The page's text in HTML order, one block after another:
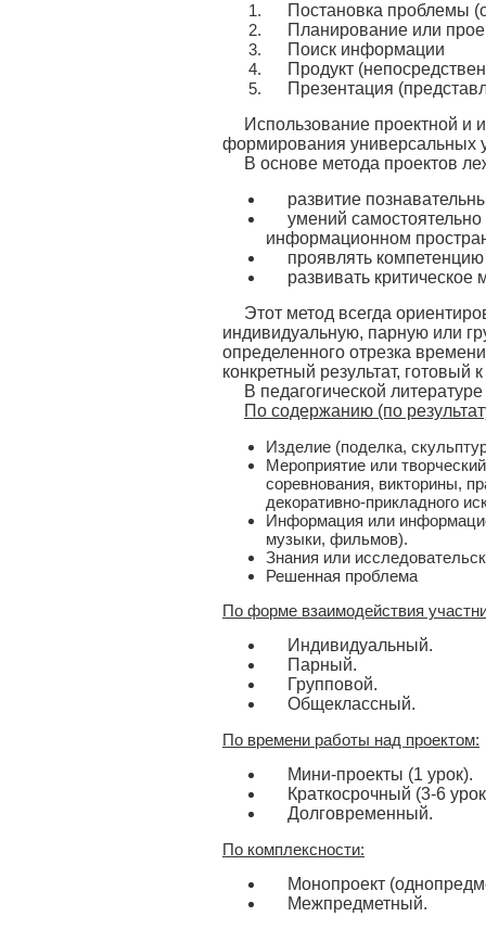
Постановка проблемы
Планирование или
Поиск информации
Продукт
Презентация
Использование проектной и
формирования универсальных
В основе метода проектов
развитие
умений самостоятельно
информационном
проявлять
развивать
Этот метод всегда
индивидуальную, парную или
определенного отрезка
конкретный результат, готовый
В педагогической
По содержанию (по
Изделие (поделка,
Мероприятие или
соревнования, викторины,
декоративно-прикладного
Информация или
музыки, фильмов).
Знания или
Решенная проблема
По форме взаимодействия
Индивидуальный.
Парный.
Групповой.
Общеклассный.
По времени работы над проектом:
Мини-проекты (1 урок).
Краткосрочный (3-6
Долговременный.
По комплексности:
Монопроект
Межпредметный.